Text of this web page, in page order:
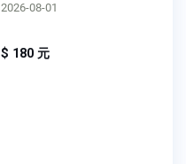
2026-08-01
$ 180 元